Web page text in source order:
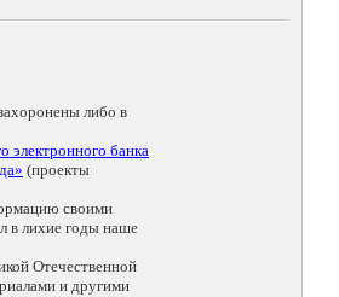
либо в
электронного банка
(проекты
своими
в лихие годы наше
Отечественной
и другими